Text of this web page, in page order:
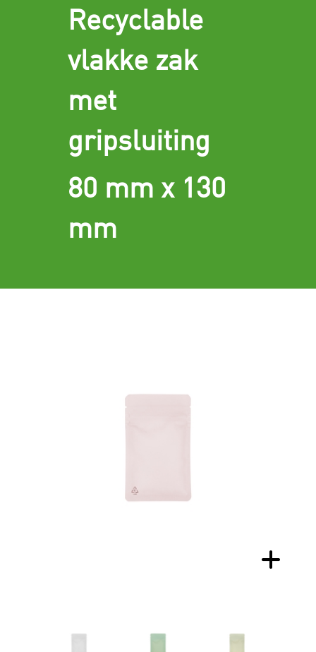
Recyclable
vlakke zak
met
gripsluiting
80 mm x 130
mm